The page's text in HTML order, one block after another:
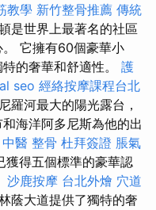
教學 新竹整骨推薦 傳統
是世界上最著名的社區
它擁有60個豪華小
的奢華和舒適性。 護
seo 經絡按摩課程台北
羅河最大的陽光露台，
海洋阿多尼斯為他的出
醫 整骨 杜拜簽證 脹氣
獲得五個標準的豪華認
沙鹿按摩 台北外燴 穴道
蔭大道提供了獨特的奢